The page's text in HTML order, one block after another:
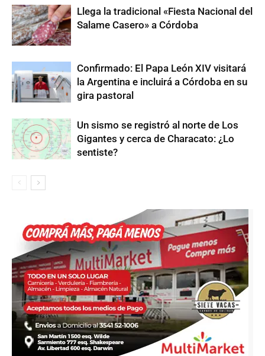
Llega la tradicional «Fiesta Nacional del
Salame Casero» a Córdoba
Confirmado: El Papa León XIV visitará
la Argentina e incluirá a Córdoba en su
gira pastoral
Un sismo se registró al norte de Los
Gigantes y cerca de Characato: ¿Lo
sentiste?